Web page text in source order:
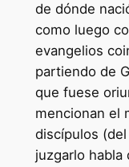
de dónde
como luego
evangelios
partiendo de
que fuese
mencionan el
discípulos
juzgarlo